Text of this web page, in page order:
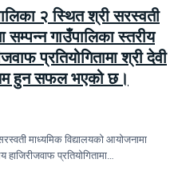
२ स्थित श्री सरस्वती
सम्पन्न गाउँपालिका स्तरीय
प्रतियोगितामा श्री देवी
हुन सफल भएको छ।
माध्यमिक विद्यालयको आयोजनामा
हाजिरीजवाफ प्रतियोगितामा…